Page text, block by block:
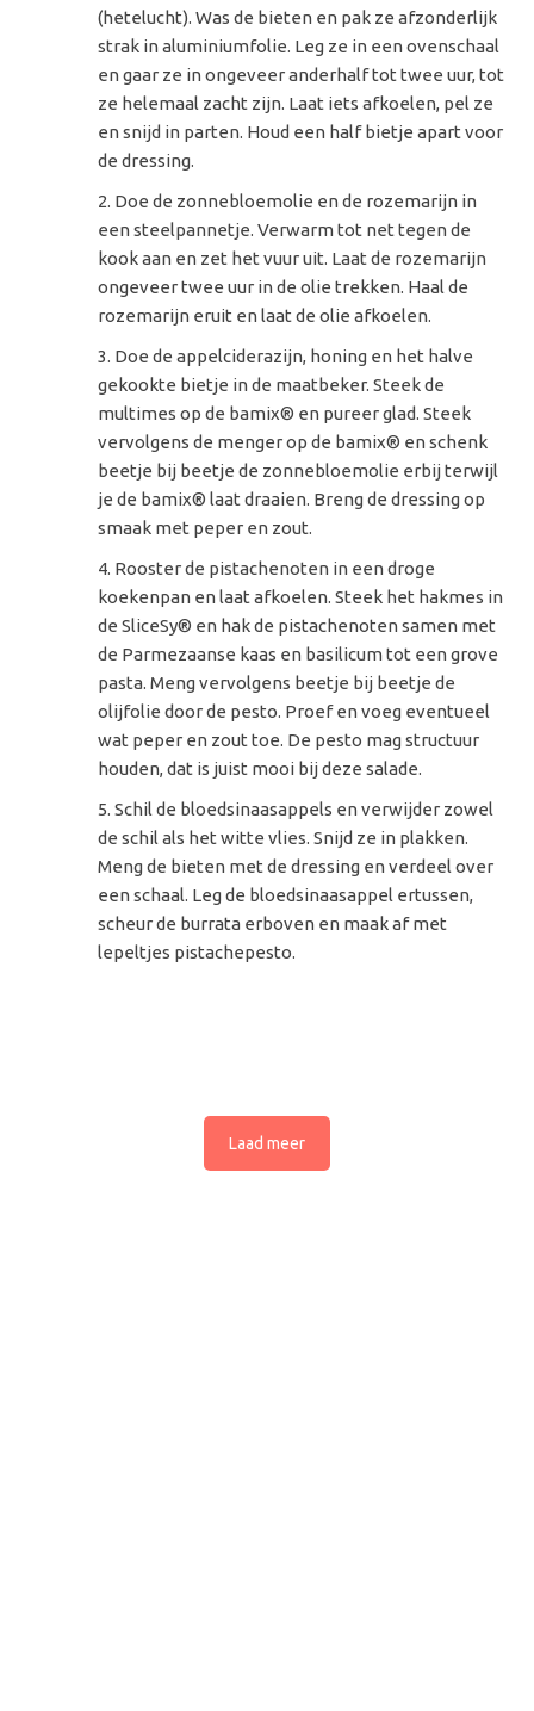
(hetelucht). Was de bieten en pak ze afzonderlijk
strak in aluminiumfolie. Leg ze in een ovenschaal
en gaar ze in ongeveer anderhalf tot twee uur, tot
ze helemaal zacht zijn. Laat iets afkoelen, pel ze
en snijd in parten. Houd een half bietje apart voor
de dressing.
Doe de zonnebloemolie en de rozemarijn in
een steelpannetje. Verwarm tot net tegen de
kook aan en zet het vuur uit. Laat de rozemarijn
ongeveer twee uur in de olie trekken. Haal de
rozemarijn eruit en laat de olie afkoelen.
Doe de appelciderazijn, honing en het halve
gekookte bietje in de maatbeker. Steek de
multimes op de bamix® en pureer glad. Steek
vervolgens de menger op de bamix® en schenk
beetje bij beetje de zonnebloemolie erbij terwijl
je de bamix® laat draaien. Breng de dressing op
smaak met peper en zout.
Rooster de pistachenoten in een droge
koekenpan en laat afkoelen. Steek het hakmes in
de SliceSy® en hak de pistachenoten samen met
de Parmezaanse kaas en basilicum tot een grove
pasta. Meng vervolgens beetje bij beetje de
olijfolie door de pesto. Proef en voeg eventueel
wat peper en zout toe. De pesto mag structuur
houden, dat is juist mooi bij deze salade.
Schil de bloedsinaasappels en verwijder zowel
de schil als het witte vlies. Snijd ze in plakken.
Meng de bieten met de dressing en verdeel over
een schaal. Leg de bloedsinaasappel ertussen,
scheur de burrata erboven en maak af met
lepeltjes pistachepesto.
Laad meer